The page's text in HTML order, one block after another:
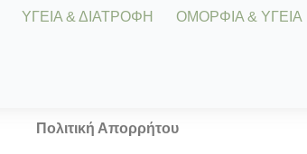
ΥΓΕΙΑ & ΔΙΑΤΡΟΦΗ ΟΜΟΡΦΙΑ & ΥΓΕΙΑ
Πολιτική Απορρήτου